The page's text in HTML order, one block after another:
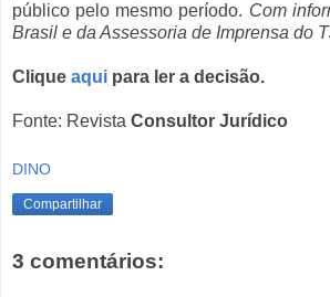
público pelo mesmo período. Com
Brasil e da Assessoria de Imprensa do
Clique aqui para ler a decisão.
Fonte: Revista Consultor Jurídico
DINO
Compartilhar
3 comentários: